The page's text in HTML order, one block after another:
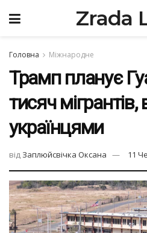
Zrada
Головна Міжнародне
Трамп планує
тисяч
українцями
від Заплюйсвічка Оксана 11